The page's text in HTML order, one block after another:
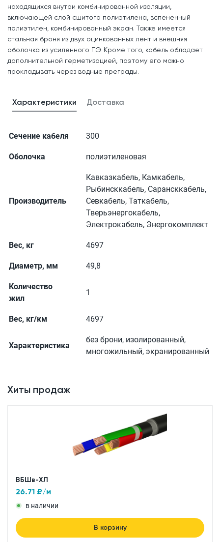
находящихся внутри комбинированной изоляции,
включающей слой сшитого полиэтилена, вспененный
полиэтилен, комбинированный экран. Также имеется
стальная броня из двух оцинкованных лент и внешняя
оболочка из усиленного ПЭ. Кроме того, кабель обладает
дополнительной герметизацией, поэтому его можно
прокладывать через водные преграды.
Характеристики Доставка
Сечение кабеля 300
Оболочка полиэтиленовая
Производитель
Кавказкабель, Камкабель,
Рыбинсккабель, Сарансккабель,
Севкабель, Таткабель,
Тверьэнергокабель,
Электрокабель, Энергокомплект
Вес, кг 4697
Диаметр, мм 49,8
Количество
жил
1
Вес, кг/км 4697
Характеристика
без брони, изолированный,
многожильный, экранированный
Хиты продаж
ВБШв-ХЛ
26.71 ₽/м
в наличии
В корзину